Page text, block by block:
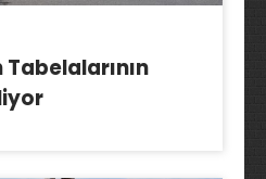
Tabelalarının